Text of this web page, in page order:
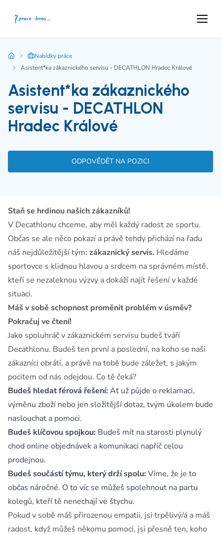
Nabídky práce
Asistent*ka zákaznického servisu - DECATHLON Hradec Králové
Asistent*ka zákaznického
servisu - DECATHLON
Hradec Králové
ODPOVĚDĚT NA POZICI
Staň se hrdinou našich zákazníků!
V Decathlonu chceme, aby měl každý radost ze sportu.
Občas se ale něco pokazí a právě tehdy přichází na řadu
náš nejdůležitější tým: zákaznický servis. Hledáme
sportovce s klidnou hlavou a srdcem na správném místě,
kteří se nezaleknou výzvy a dokáží najít řešení v každé
situaci.
Máš v sobě schopnost proměnit problém v úsměv?
Pokračuj ve čtení!
Jako spoluhráč v zákaznickém servisu budeš tváří
Decathlonu. Budeš ten první a poslední, na koho se naši
zákazníci obrátí, a právě na tobě bude záležet, s jakým
pocitem od nás odejdou. Co tě čeká?
Budeš hledat férová řešení: Ať už půjde o reklamaci,
výměnu zboží nebo jen složitější dotaz, tvým úkolem bude
naslouchat a pomoci.
Budeš klíčovou spojkou: Budeš mít na starosti plynulý
chod online objednávek a komunikaci napříč celou
prodejnou.
Budeš součástí týmu, který drží spolu: Víme, že je to
občas náročné. O to víc se můžeš spolehnout na partu
kolegů, kteří tě nenechají ve štychu.
Pokud v sobě máš přirozenou empatii, jsi trpělivý/á a máš
radost, když můžeš někomu pomoci, jsi přesně ten, koho